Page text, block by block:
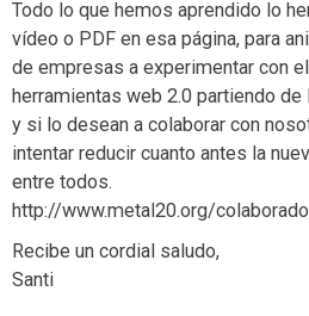
Todo lo que hemos aprendido lo
vídeo o PDF en esa página, para
de empresas a experimentar con
herramientas web 2.0 partiendo
y si lo desean a colaborar con
intentar reducir cuanto antes la
entre todos.
http://www.metal20.org/
Recibe un cordial saludo,
Santi